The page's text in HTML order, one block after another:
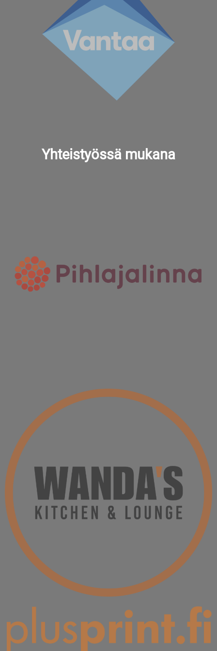
Yhteistyössä mukana